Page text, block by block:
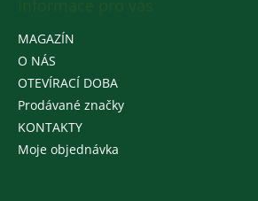
MAGAZÍN
O NÁS
OTEVÍRACÍ DOBA
Prodávané značky
KONTAKTY
Moje objednávka